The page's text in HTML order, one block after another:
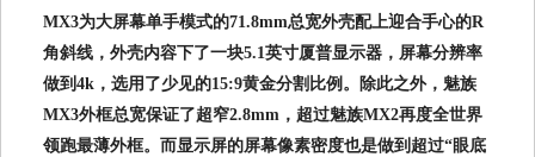
MX3为大屏幕单手模式的71.8mm总宽外壳配上迎合手心的R
角斜线，外壳内容下了一块5.1英寸厦普显示器，屏幕分辨率
做到4k，选用了少见的15:9黄金分割比例。除此之外，魅族
MX3外框总宽保证了超窄2.8mm，超过魅族MX2再度全世界
领跑最薄外框。而显示屏的屏幕像素密度也是做到超过“眼底